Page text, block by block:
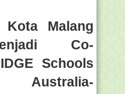
Malang
Co-
Schools
Australia-